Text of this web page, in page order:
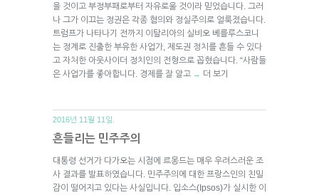
을 것이고 부정부패로부터 자유로울 것이라 믿었습니다. 그러
나 그가 이끄는 정권은 각종 혐의와 정실주의로 얼룩졌습니다.
트럼프가 나타나기 전까지 이탈리아의 실비오 베를루스코니
는 정계로 진출한 부유한 사업가, 제도권 정치를 흔들 수 있다
고 자처한 아웃사이더 정치인의 전형으로 꼽혔습니다. “사람들
은 사업가를 좋아합니다. 경제를 잘 알고 → 더 보기
2016년 11월 11일.
흔들리는 민주주의
대통령 선거가 다가오는 시점에 르몽드는 매우 우려스러운 조
사 결과를 발표하였습니다. 민주주의에 대한 프랑스인의 친밀
감이 떨어지고 있다는 사실입니다. 입소스(Ipsos)가 실시한 이